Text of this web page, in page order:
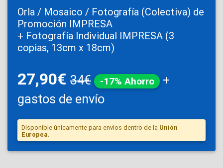
Orla / Mosaico / Fotografía (Colectiva) de
Promoción IMPRESA
+ Fotografía Individual IMPRESA (3
copias, 13cm x 18cm)
27,90€ 34€ -17% Ahorro
+
gastos de envío
Disponible únicamente para envíos dentro de la Unión
Europea.